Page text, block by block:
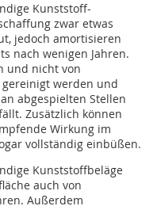
Kunststoff-
zwar etwas
jedoch amortisieren
nach wenigen Jahren.
und nicht von
werden und
abgespielten Stellen
Zusätzlich können
Wirkung im
vollständig einbüßen.
Kunststoffbeläge
auch von
Außerdem